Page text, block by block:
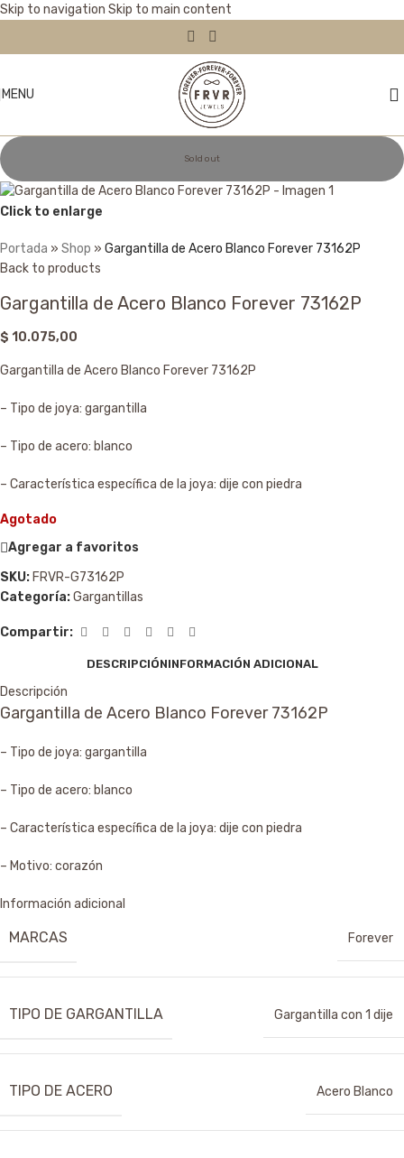
Skip to navigation Skip to main content
MENU
Sold out
Click to enlarge
Portada » Shop » Gargantilla de Acero Blanco Forever 73162P
Back to products
Gargantilla de Acero Blanco Forever 73162P
$ 10.075,00
Gargantilla de Acero Blanco Forever 73162P
– Tipo de joya: gargantilla
– Tipo de acero: blanco
– Característica específica de la joya: dije con piedra
Agotado
Agregar a favoritos
SKU: FRVR-G73162P
Categoría:Gargantillas
Compartir:
DESCRIPCIÓNINFORMACIÓN ADICIONAL
Descripción
Gargantilla de Acero Blanco Forever 73162P
– Tipo de joya: gargantilla
– Tipo de acero: blanco
– Característica específica de la joya: dije con piedra
– Motivo: corazón
Información adicional
MARCAS Forever
TIPO DE GARGANTILLA Gargantilla con 1 dije
TIPO DE ACERO Acero Blanco